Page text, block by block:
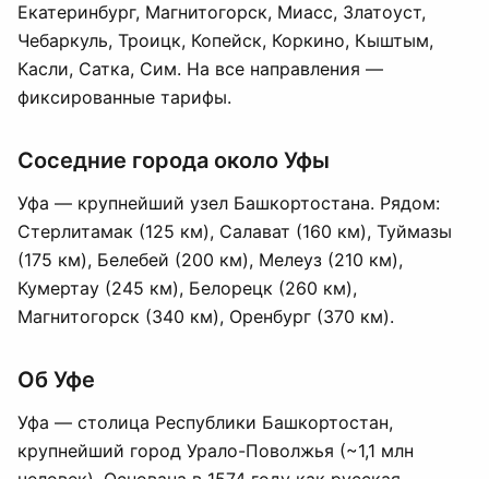
Екатеринбург, Магнитогорск, Миасс, Златоуст,
Чебаркуль, Троицк, Копейск, Коркино, Кыштым,
Касли, Сатка, Сим. На все направления —
фиксированные тарифы.
Соседние города около Уфы
Уфа — крупнейший узел Башкортостана. Рядом:
Стерлитамак (125 км), Салават (160 км), Туймазы
(175 км), Белебей (200 км), Мелеуз (210 км),
Кумертау (245 км), Белорецк (260 км),
Магнитогорск (340 км), Оренбург (370 км).
Об Уфе
Уфа — столица Республики Башкортостан,
крупнейший город Урало-Поволжья (~1,1 млн